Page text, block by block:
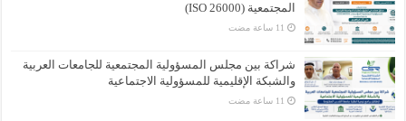
المجتمعية (ISO 26000)
شراكة بين مجلس المسؤولية المجتمعية للجامعات العربية
والشبكة الإقليمية للمسؤولية الاجتماعية